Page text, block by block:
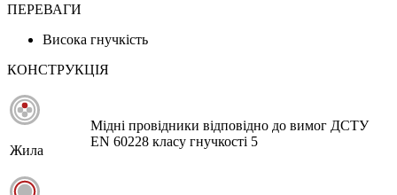
ПЕРЕВАГИ
Висока гнучкість
КОНСТРУКЦІЯ
Жила
Мідні провідники відповідно до вимог ДСТУ
EN 60228 класу гнучкості 5